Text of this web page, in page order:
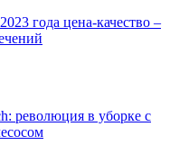
года цена-качество –
революция в уборке с